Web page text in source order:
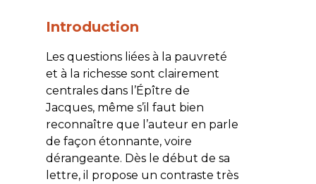
Introduction
Les questions liées à la pauvreté
et à la richesse sont clairement
centrales dans l’Épître de
Jacques, même s’il faut bien
reconnaître que l’auteur en parle
de façon étonnante, voire
dérangeante. Dès le début de sa
lettre, il propose un contraste très